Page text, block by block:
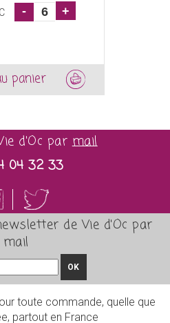
- +
panier
d'Oc parmail
04 32 33
de Vie d'Oc par
mail
OK
toute commande, quelle que
partout en France